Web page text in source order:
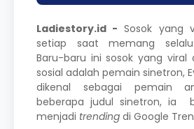
Ladiestory.id - Sosok yang
setiap saat memang
Baru-baru ini sosok yang viral
sosial adalah pemain sinetron,
dikenal sebagai pemain
beberapa judul sinetron, ia
menjadi trending di Google